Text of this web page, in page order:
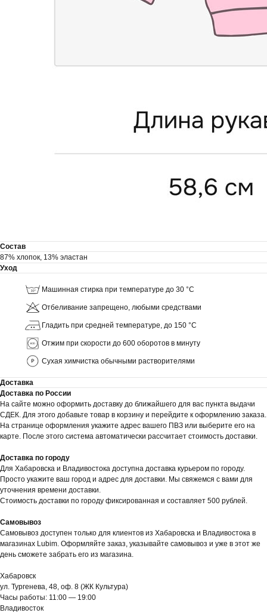
Состав
87% хлопок, 13% эластан
Уход
Машинная стирка при температуре до 30 °C
Отбеливание запрещено, любыми средствами
Гладить при средней температуре, до 150 °C
Отжим при скорости до 600 оборотов в минуту
Сухая химчистка обычными растворителями
Доставка
Доставка по России
На сайте можно оформить доставку до ближайшего для вас пункта выдачи
СДЕК. Для этого добавьте товар в корзину и перейдите к оформлению заказа.
На странице оформления укажите адрес вашего ПВЗ или выберите его на
карте. После этого система автоматически рассчитает стоимость доставки.
Доставка по городу
Для Хабаровска и Владивостока доступна доставка курьером по городу.
Просто укажите ваш город и адрес для доставки. Мы свяжемся с вами для
уточнения времени доставки.
Стоимость доставки по городу фиксированная и составляет 500 рублей.
Самовывоз
Самовывоз доступен только для клиентов из Хабаровска и Владивостока в
магазинах Lubim. Оформляйте заказ, указывайте самовывоз и уже в этот же
день сможете забрать его из магазина.
Хабаровск
ул. Тургенева, 48, оф. 8 (ЖК Культура)
Часы работы: 11:00 — 19:00
Владивосток